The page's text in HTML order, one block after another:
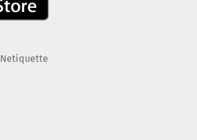
Netiquette